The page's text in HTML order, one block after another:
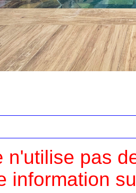
n'utilise pas
information